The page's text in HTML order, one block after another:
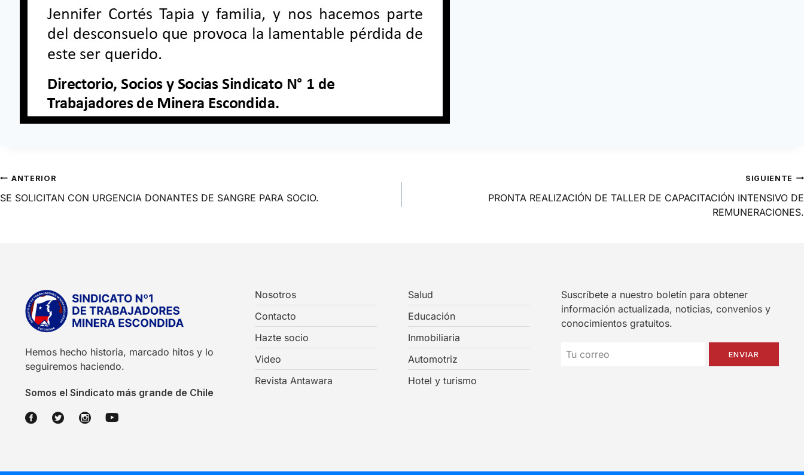
ANTERIOR
SE SOLICITAN CON URGENCIA DONANTES DE SANGRE PARA SOCIO.
SIGUIENTE
PRONTA REALIZACIÓN DE TALLER DE CAPACITACIÓN INTENSIVO DE
REMUNERACIONES.
Hemos hecho historia, marcado hitos y lo
seguiremos haciendo.
Somos el Sindicato más grande de Chile
Nosotros
Contacto
Hazte socio
Video
Revista Antawara
Salud
Educación
Inmobiliaria
Automotriz
Hotel y turismo
Suscríbete a nuestro boletín para obtener
información actualizada, noticias, convenios y
conocimientos gratuitos.
ENVIAR